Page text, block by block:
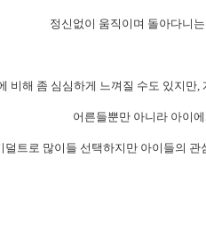
정신없이 움직이며 돌아다니는
비해 좀 심심하게 느껴질 수도 있지만,
어른들뿐만 아니라 아이
덜트로 많이들 선택하지만 아이들의